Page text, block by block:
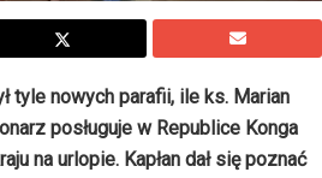
tyle nowych parafii, ile ks. Marian
posługuje w Republice Konga
na urlopie. Kapłan dał się poznać